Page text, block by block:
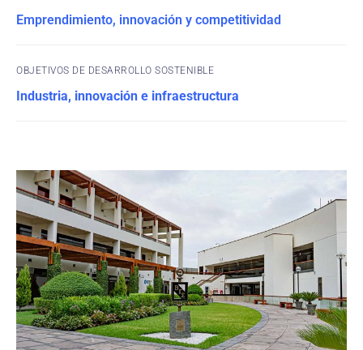
Emprendimiento, innovación y competitividad
OBJETIVOS DE DESARROLLO SOSTENIBLE
Industria, innovación e infraestructura